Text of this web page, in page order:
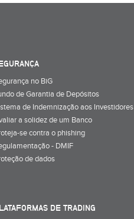
no BiG
de Garantia de Depósitos
de Indemnização aos Investidores
a solidez de um Banco
se contra o phishing
- DMIF
de dados
DE TRADING